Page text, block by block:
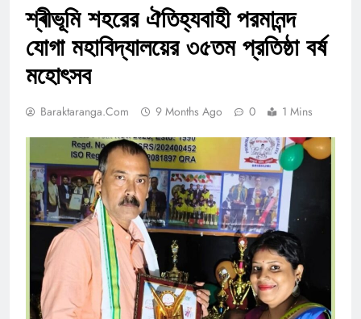
শ্ৰীভূমি শহরের ঐতিহ্যবাহী পরমানন্দ
যোগা মহাবিদ্যালয়ের ৩৫তম প্রতিষ্ঠা বর্ষ
মহোৎসব
Baraktaranga.com 9 Months Ago 0 1 Mins